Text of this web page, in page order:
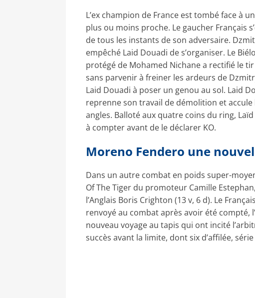
L’ex champion de France est tombé face à
plus ou moins proche. Le gaucher Français
de tous les instants de son adversaire.
empêché Laid Douadi de s’organiser. Le
protégé de Mohamed Nichane a rectifié le
sans parvenir à freiner les ardeurs de
Laid Douadi à poser un genou au sol. Laid
reprenne son travail de démolition et accule
angles. Balloté aux quatre coins du ring,
à compter avant de le déclarer KO.
Moreno Fendero une
Dans un autre combat en poids super-
Of The Tiger du promoteur Camille
l’Anglais Boris Crighton (13 v, 6 d). Le
renvoyé au combat après avoir été compté,
nouveau voyage au tapis qui ont incité
succès avant la limite, dont six d’affilée,